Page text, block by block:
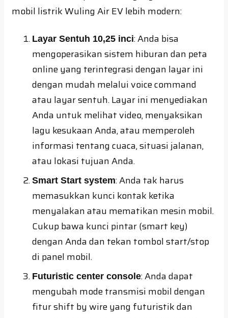
mobil listrik Wuling Air EV lebih modern:
Layar Sentuh 10,25 inci: Anda bisa
mengoperasikan sistem hiburan dan peta
online yang terintegrasi dengan layar ini
dengan mudah melalui voice command
atau layar sentuh. Layar ini menyediakan
Anda untuk melihat video, menyaksikan
lagu kesukaan Anda, atau memperoleh
informasi tentang cuaca, situasi jalanan,
atau lokasi tujuan Anda.
Smart Start system: Anda tak harus
memasukkan kunci kontak ketika
menyalakan atau mematikan mesin mobil.
Cukup bawa kunci pintar (smart key)
dengan Anda dan tekan tombol start/stop
di panel mobil.
Futuristic center console: Anda dapat
mengubah mode transmisi mobil dengan
fitur shift by wire yang futuristik dan